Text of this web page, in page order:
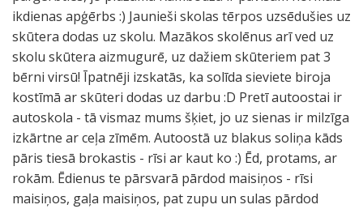
ikdienas apģērbs :) Jaunieši skolas tērpos uzsēdušies uz
skūtera dodas uz skolu. Mazākos skolēnus arī ved uz
skolu skūtera aizmugurē, uz dažiem skūteriem pat 3
bērni virsū! Īpatnēji izskatās, ka solīda sieviete biroja
kostīmā ar skūteri dodas uz darbu :D Pretī autoostai ir
autoskola - tā vismaz mums šķiet, jo uz sienas ir milzīga
izkārtne ar ceļa zīmēm. Autoostā uz blakus soliņa kāds
pāris tiesā brokastis - rīsi ar kaut ko :) Ēd, protams, ar
rokām. Ēdienus te pārsvarā pārdod maisiņos - rīsi
maisiņos, gaļa maisiņos, pat zupu un sulas pārdod